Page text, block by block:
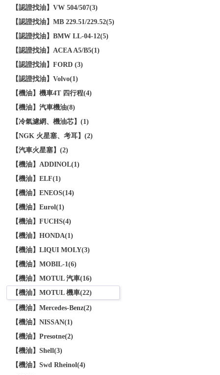
【認證找油】VW 504/507(3)
【認證找油】MB 229.51/229.52(5)
【認證找油】BMW LL-04-12(5)
【認證找油】ACEA A5/B5(1)
【認證找油】FORD (3)
【認證找油】Volvo(1)
【機油】機車4T 四行程(4)
【機油】汽車機油(8)
【冷氣濾網、機油芯】(1)
【NGK 火星塞、考耳】(2)
【汽車火星塞】(2)
【機油】ADDINOL(1)
【機油】ELF(1)
【機油】ENEOS(14)
【機油】Eurol(1)
【機油】FUCHS(4)
【機油】HONDA(1)
【機油】LIQUI MOLY(3)
【機油】MOBIL-1(6)
【機油】MOTUL 汽車(16)
【機油】MOTUL 機車(22)
【機油】Mercedes-Benz(2)
【機油】NISSAN(1)
【機油】Presotne(2)
【機油】Shell(3)
【機油】Swd Rheinol(4)